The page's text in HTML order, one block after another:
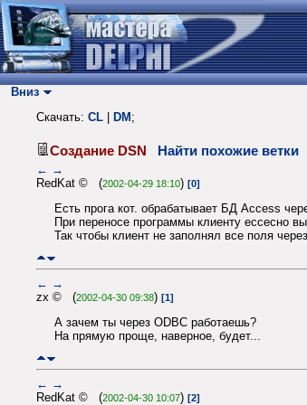
Вниз
Скачать: CL DM ;
Создание DSN Найти похожие ветки
← →
RedKat © (2002-04-29 18:10) [0]
Есть прога кот. обрабатывает БД Access
При переносе программы клиенту ессесно
Так чтобы клиент не заполнял все поля
← →
zx © (2002-04-30 09:38) [1]
А зачем ты через ODBC работаешь?
На прямую проще, наверное, будет...
← →
RedKat © (2002-04-30 10:07) [2]